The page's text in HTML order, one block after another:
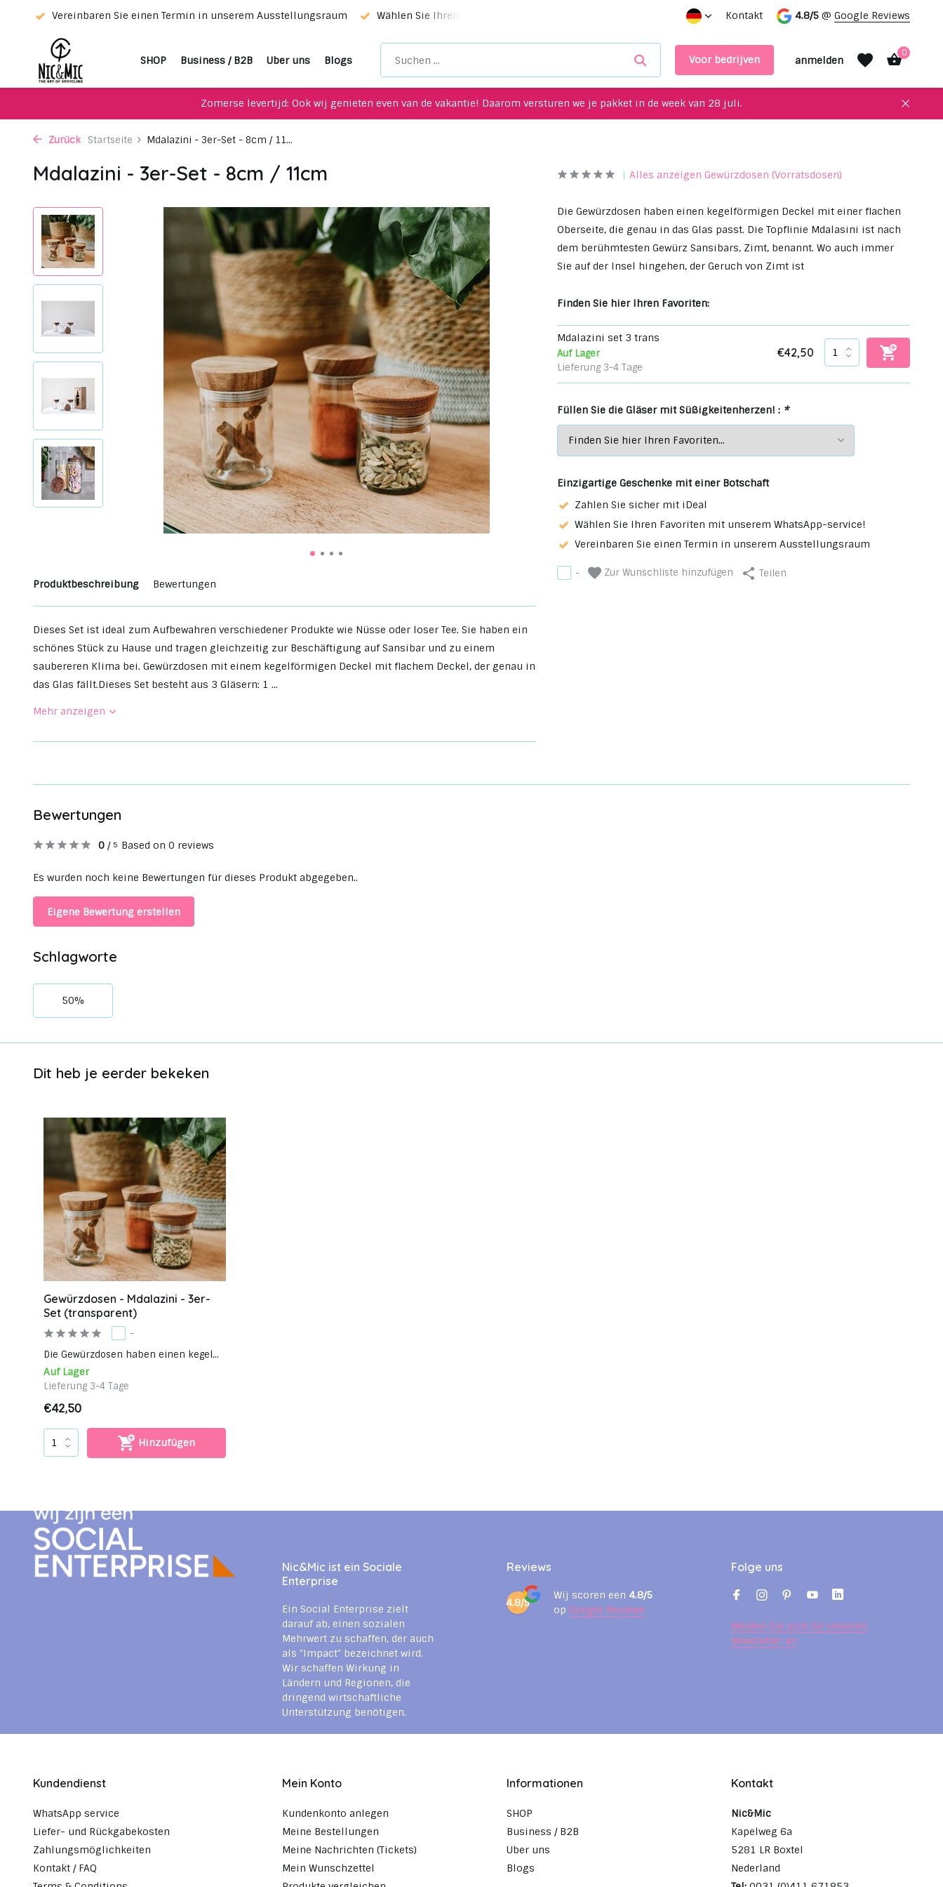
Vereinbaren Sie einen Termin in unserem Ausstellungsraum Wählen Sie Ihren Favoriten mit unserem WhatsApp-service! Einzigartige Upcycling-Artikel für Ihre
Kontakt 4.8/5 @ Google Reviews
SHOP Business / B2B Uber uns Blogs Voor bedrijven anmelden
Benutzerkonto
0
Zomerse levertijd: Ook wij genieten even van de vakantie! Daarom versturen we je pakket in de week van 28 juli.
Zurück Startseite Mdalazini - 3er-Set - 8cm / 11...
Mdalazini - 3er-Set - 8cm / 11cm
Produktbeschreibung Bewertungen
Dieses Set ist ideal zum Aufbewahren verschiedener Produkte wie Nüsse oder loser Tee. Sie haben ein
schönes Stück zu Hause und tragen gleichzeitig zur Beschäftigung auf Sansibar und zu einem
saubereren Klima bei. Gewürzdosen mit einem kegelförmigen Deckel mit flachem Deckel, der genau in
das Glas fällt.Dieses Set besteht aus 3 Gläsern: 1 ...
Mehr anzeigen
Alles anzeigen Gewürzdosen (Vorratsdosen)
Die Gewürzdosen haben einen kegelförmigen Deckel mit einer flachen
Oberseite, die genau in das Glas passt. Die Topflinie Mdalasini ist nach
dem berühmtesten Gewürz Sansibars, Zimt, benannt. Wo auch immer
Sie auf der Insel hingehen, der Geruch von Zimt ist
Finden Sie hier Ihren Favoriten:
Mdalazini set 3 trans
Auf Lager
Lieferung 3-4 Tage
€42,50
Füllen Sie die Gläser mit Süßigkeitenherzen! : *
Einzigartige Geschenke mit einer Botschaft
Zahlen Sie sicher mit iDeal
Wählen Sie Ihren Favoriten mit unserem WhatsApp-service!
Vereinbaren Sie einen Termin in unserem Ausstellungsraum
- Zur Wunschliste hinzufügen Teilen
Bewertungen
0 / 5 Based on 0 reviews
Es wurden noch keine Bewertungen für dieses Produkt abgegeben..
Eigene Bewertung erstellen
Schlagworte
50%
Dit heb je eerder bekeken
Gewürzdosen - Mdalazini - 3er-
Set (transparent)
-
Die Gewürzdosen haben einen kegel...
Auf Lager
Lieferung 3-4 Tage
€42,50
Hinzufügen
Nic&Mic ist ein Sociale
Enterprise
Ein Social Enterprise zielt
darauf ab, einen sozialen
Mehrwert zu schaffen, der auch
als "Impact" bezeichnet wird.
Wir schaffen Wirkung in
Ländern und Regionen, die
dringend wirtschaftliche
Unterstützung benötigen.
Reviews
4.8/5
Wij scoren een 4.8/5
op Google Reviews
Folge uns
Melden Sie sich für unseren
Newsletter an
Kundendienst
WhatsApp service
Liefer- und Rückgabekosten
Zahlungsmöglichkeiten
Kontakt / FAQ
Mein Konto
Kundenkonto anlegen
Meine Bestellungen
Meine Nachrichten (Tickets)
Mein Wunschzettel
Informationen
SHOP
Business / B2B
Uber uns
Blogs
Kontakt
Nic&Mic
Kapelweg 6a
5281 LR Boxtel
Nederland